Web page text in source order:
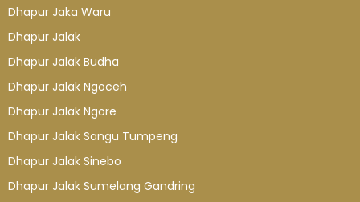
Dhapur Jaka Waru
Dhapur Jalak
Dhapur Jalak Budha
Dhapur Jalak Ngoceh
Dhapur Jalak Ngore
Dhapur Jalak Sangu Tumpeng
Dhapur Jalak Sinebo
Dhapur Jalak Sumelang Gandring